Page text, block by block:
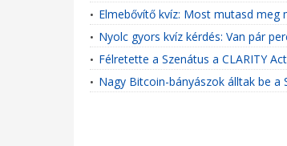
• Elmebővítő kvíz: Most mutasd meg
• Nyolc gyors kvíz kérdés: Van pár
• Félretette a Szenátus a CLARITY
• Nagy Bitcoin-bányászok álltak be a